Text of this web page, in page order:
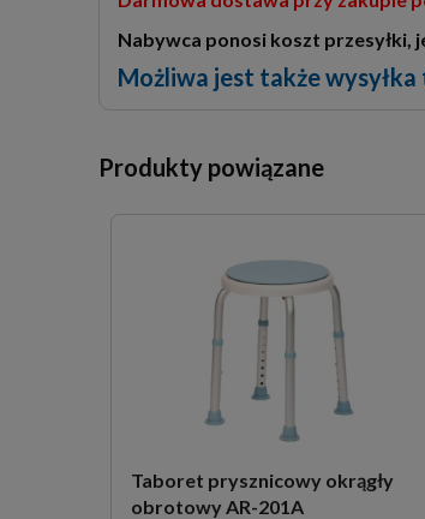
Nabywca ponosi koszt przesyłki,
Możliwa jest także
Produkty powiązane
Taboret prysznicowy okrągły
obrotowy AR-201A